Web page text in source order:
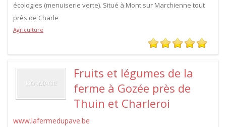
écologies (menuiserie verte). Situé à Mont sur Marchienne tout
près de Charle
Agriculture
Fruits et légumes de la
ferme à Gozée près de
Thuin et Charleroi
www.lafermedupave.be